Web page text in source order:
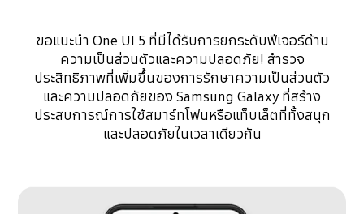
ขอแนะนำ One UI 5 ที่มีได้รับการยกระดับฟีเจอร์ด้าน
ความเป็นส่วนตัวและความปลอดภัย! สำรวจ
ประสิทธิภาพที่เพิ่มขึ้นของการรักษาความเป็นส่วนตัว
และความปลอดภัยของ Samsung Galaxy ที่สร้าง
ประสบการณ์การใช้สมาร์ทโฟนหรือแท็บเล็ตที่ทั้งสนุก
และปลอดภัยในเวลาเดียวกัน